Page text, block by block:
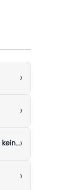
›
›
Bedeutet die Nennleistung des WHD20601TG von -40 bis +85 °C, dass seine elektrischen Ergebnisse bei 25 °C über den gesamten Temperaturbereich keiner Überprüfung bedürfen?›
›